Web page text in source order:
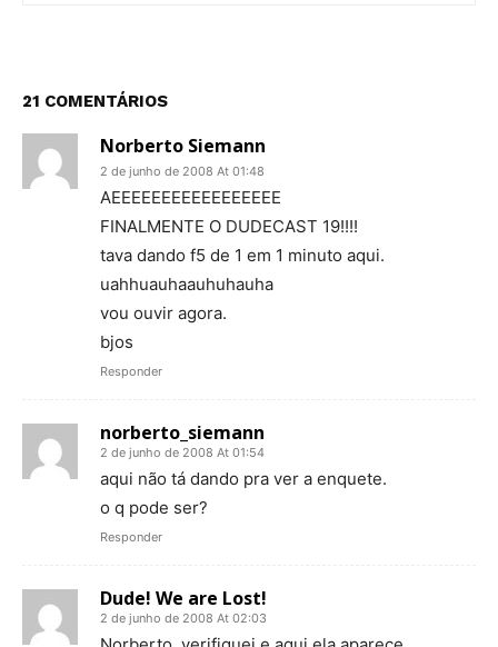
21 COMENTÁRIOS
Norberto Siemann
2 de junho de 2008 At 01:48
AEEEEEEEEEEEEEEEEE
FINALMENTE O DUDECAST 19!!!!
tava dando f5 de 1 em 1 minuto aqui.
uahhuauhaauhuhauha
vou ouvir agora.
bjos
Responder
norberto_siemann
2 de junho de 2008 At 01:54
aqui não tá dando pra ver a enquete.
o q pode ser?
Responder
Dude! We are Lost!
2 de junho de 2008 At 02:03